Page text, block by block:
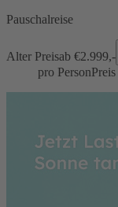
Pauschalreise
Alter Preisab €2.999,-
pro Person